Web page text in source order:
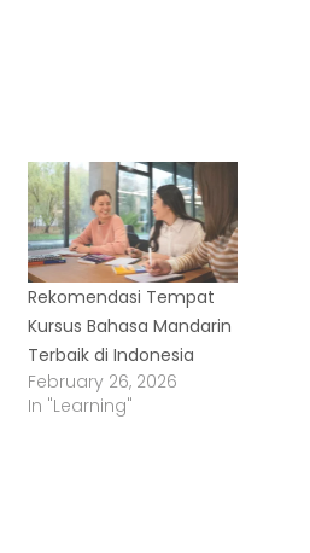
Rekomendasi Tempat
Kursus Bahasa Mandarin
Terbaik di Indonesia
February 26, 2026
In "Learning"